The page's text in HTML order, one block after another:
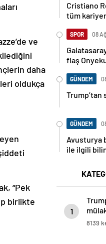
ve
daha
oldukça
“Pek
birlikte
Cristiano
tüm
SPOR 08
flaş
GÜNDEM
Trump’tan
GÜNDEM
Avusturya
ile ilgili
1
8139